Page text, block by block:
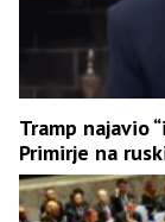
Tramp najavio
Primirje na